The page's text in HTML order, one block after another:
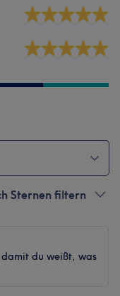
Sternen filtern
damit du weißt, was